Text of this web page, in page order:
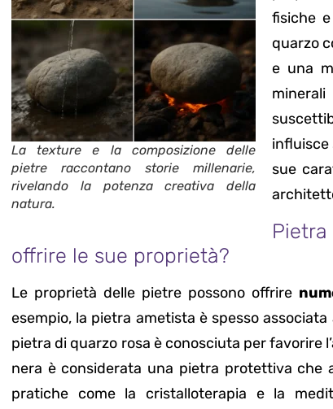
La texture e la composizione delle
pietre raccontano storie millenarie,
rivelando la potenza creativa della
natura.
fisiche
quarzo
e una
influisce
sue
offrire le sue proprietà?
Le proprietà delle pietre possono offrire
esempio, la pietra ametista è spesso
pietra di quarzo rosa è conosciuta per favorire
nera è considerata una pietra protettiva che
pratiche come la cristalloterapia e la